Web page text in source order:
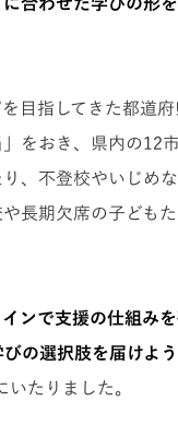
合わせた学びの形
目指してきた都道
をおき、県内の12
、不登校やいじめ
長期欠席の子ども
ンで支援の仕組み
の選択肢を届けよう
たりました。